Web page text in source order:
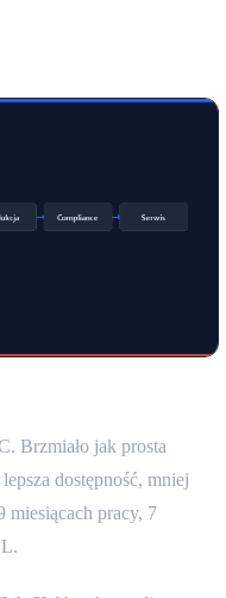
Brzmiało jak prosta
dostępność, mniej
miesiącach pracy, 7